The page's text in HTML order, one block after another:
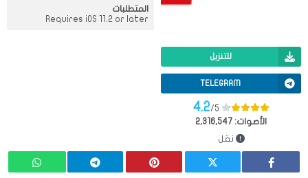
للتنزيل
TELEGRAM
4.2/5
الأصوات: 2,316,547
نقل
المتطلبات
Requires iOS 11.2 or later